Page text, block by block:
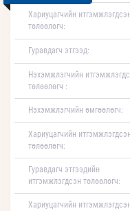
Хариуцагчийн итгэмжлэгдсэн
төлөөлөгч:
Гуравдагч этгээд:
Нэхэмжлэгчийн
төлөөлөгч :
Нэхэмжлэгчийн өмгөөлөгч:
Хариуцагчийн итгэмжлэгдсэн
төлөөлөгч:
Гуравдагч этгээдийн
итгэмжлэгдсэн төлөөлөгч:
Хариуцагчийн итгэмжлэгдсэн